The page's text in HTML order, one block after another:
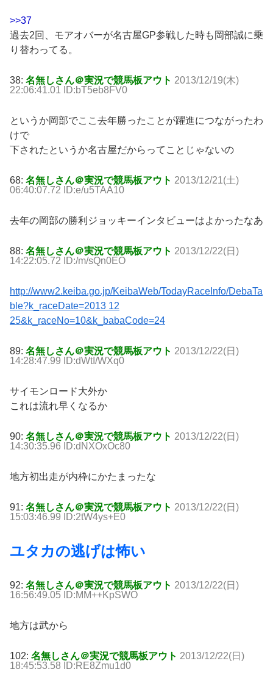
>>37
過去2回、モアオバーが名古屋GP参戦した時も岡部誠に乗
り替わってる。
38: 名無しさん＠実況で競馬板アウト 2013/12/19(木)
22:06:41.01 ID:bT5eb8FV0
というか岡部でここ去年勝ったことが躍進につながったわ
けで
下されたというか名古屋だからってことじゃないの
68: 名無しさん＠実況で競馬板アウト 2013/12/21(土)
06:40:07.72 ID:e/u5TAA10
去年の岡部の勝利ジョッキーインタビューはよかったなあ
88: 名無しさん＠実況で競馬板アウト 2013/12/22(日)
14:22:05.72 ID:/m/sQn0EO
http://www2.keiba.go.jp/KeibaWeb/TodayRaceInfo/DebaTa
ble?k_raceDate=2013 12
25&k_raceNo=10&k_babaCode=24
89: 名無しさん＠実況で競馬板アウト 2013/12/22(日)
14:28:47.99 ID:dWtI/WXq0
サイモンロード大外か
これは流れ早くなるか
90: 名無しさん＠実況で競馬板アウト 2013/12/22(日)
14:30:35.96 ID:dNXOxOc80
地方初出走が内枠にかたまったな
91: 名無しさん＠実況で競馬板アウト 2013/12/22(日)
15:03:46.99 ID:2tW4ys+E0
ユタカの逃げは怖い
92: 名無しさん＠実況で競馬板アウト 2013/12/22(日)
16:56:49.05 ID:MM++KpSWO
地方は武から
102: 名無しさん＠実況で競馬板アウト 2013/12/22(日)
18:45:53.58 ID:RE8Zmu1d0